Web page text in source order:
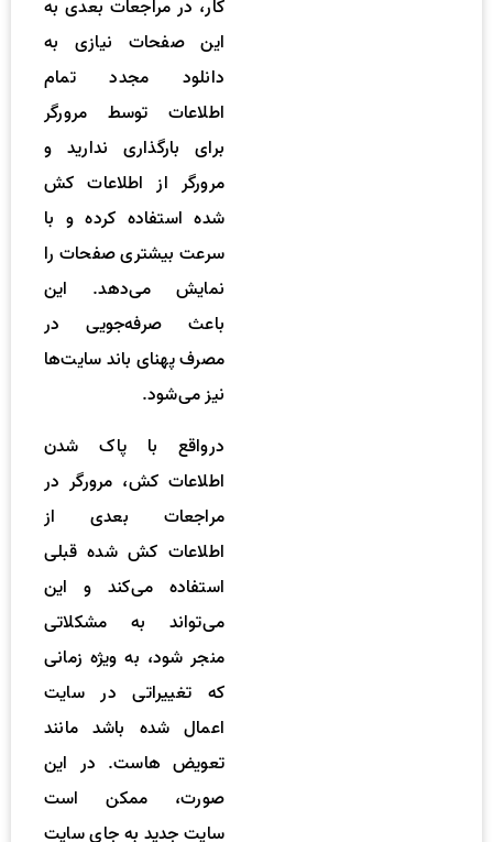
کار، در مراجعات بعدی به
این صفحات نیازی به
دانلود مجدد تمام
اطلاعات توسط مرورگر
برای بارگذاری ندارید و
مرورگر از اطلاعات کش
شده استفاده کرده و با
سرعت بیشتری صفحات را
نمایش می‌دهد. این
باعث صرفه‌جویی در
مصرف پهنای باند سایت‌ها
نیز می‌شود.
درواقع با پاک شدن
اطلاعات کش، مرورگر در
مراجعات بعدی از
اطلاعات کش شده قبلی
استفاده می‌کند و این
می‌تواند به مشکلاتی
منجر شود، به ویژه زمانی
که تغییراتی در سایت
اعمال شده باشد مانند
تعویض هاست. در این
صورت، ممکن است
سایت جدید به جای سایت